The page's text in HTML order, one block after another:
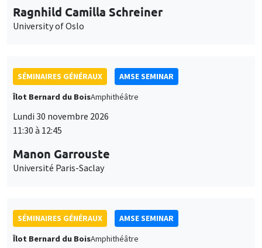
Ragnhild Camilla Schreiner
University of Oslo
SÉMINAIRES GÉNÉRAUX
AMSE SEMINAR
Îlot Bernard du BoisAmphithéâtre
Lundi 30 novembre 2026
11:30 à 12:45
Manon Garrouste
Université Paris-Saclay
SÉMINAIRES GÉNÉRAUX
AMSE SEMINAR
Îlot Bernard du BoisAmphithéâtre